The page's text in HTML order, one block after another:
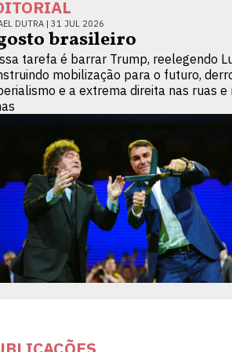
DUTRA | 31 JUL 2026
brasileiro
tarefa é barrar Trump, reelegendo
mobilização para o futuro,
e a extrema direita nas ruas e